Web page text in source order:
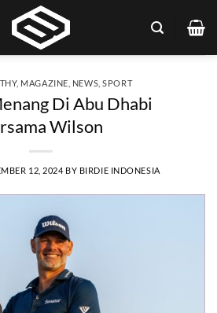
, MAGAZINE NEWS ,SPORT
Di Abu Dhabi
Wilson
12, 2024 BY BIRDIE INDONESIA